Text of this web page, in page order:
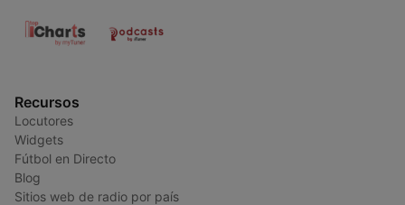
Recursos
Locutores
Widgets
Fútbol en Directo
Blog
Sitios web de radio por país